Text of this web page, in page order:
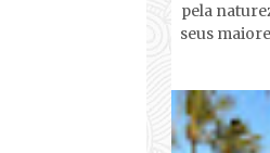
pela
seus